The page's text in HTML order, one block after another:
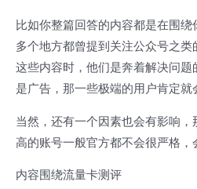
比如你整篇回答的内容都是在围
多个地方都曾提到关注公众号之类
这些内容时，他们是奔着解决问
是广告，那一些极端的用户肯定就
当然，还有一个因素也会有影响
高的账号一般官方都不会很严格，
内容围绕流量卡测评